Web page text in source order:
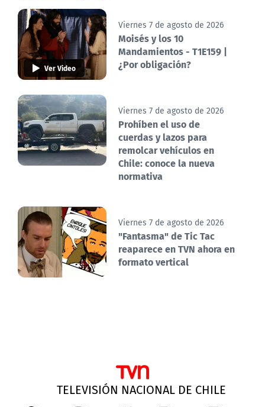
Ver Video
Viernes 7 de agosto de 2026
Moisés y los 10
Mandamientos - T1E159 |
¿Por obligación?
Viernes 7 de agosto de 2026
Prohíben el uso de
cuerdas y lazos para
remolcar vehículos en
Chile: conoce la nueva
normativa
Viernes 7 de agosto de 2026
"Fantasma" de Tic Tac
reaparece en TVN ahora en
formato vertical
TELEVISIÓN NACIONAL DE CHILE